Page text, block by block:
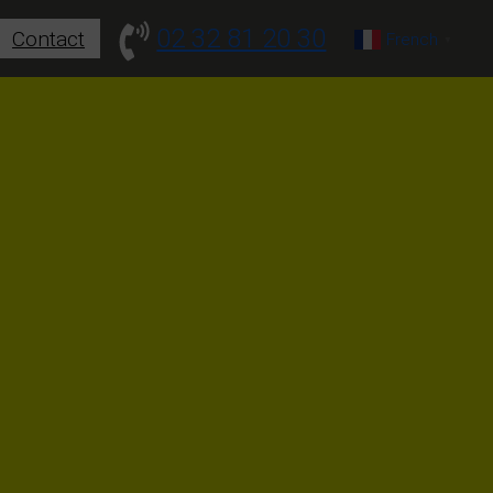
Contact 02 32 81 20 30 French